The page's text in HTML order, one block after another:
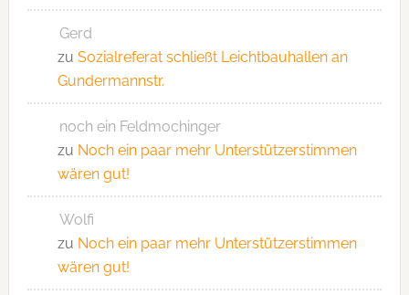
Gerd
zu Sozialreferat schließt Leichtbauhallen an
Gundermannstr.
noch ein Feldmochinger
zu Noch ein paar mehr Unterstützerstimmen
wären gut!
Wolfi
zu Noch ein paar mehr Unterstützerstimmen
wären gut!